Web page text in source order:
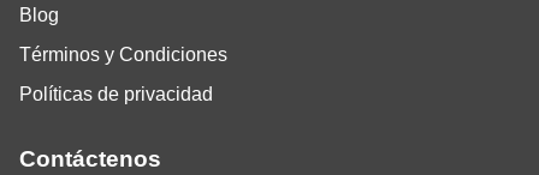
Blog
Términos y Condiciones
Políticas de privacidad
Contáctenos